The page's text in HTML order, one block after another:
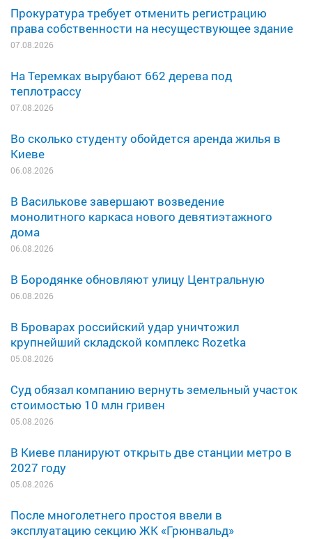
Прокуратура требует отменить регистрацию
права собственности на несуществующее здание
07.08.2026
На Теремках вырубают 662 дерева под
теплотрассу
07.08.2026
Во сколько студенту обойдется аренда жилья в
Киеве
06.08.2026
В Василькове завершают возведение
монолитного каркаса нового девятиэтажного
дома
06.08.2026
В Бородянке обновляют улицу Центральную
06.08.2026
В Броварах российский удар уничтожил
крупнейший складской комплекс Rozetka
05.08.2026
Суд обязал компанию вернуть земельный участок
стоимостью 10 млн гривен
05.08.2026
В Киеве планируют открыть две станции метро в
2027 году
05.08.2026
После многолетнего простоя ввели в
эксплуатацию секцию ЖК «Грюнвальд»